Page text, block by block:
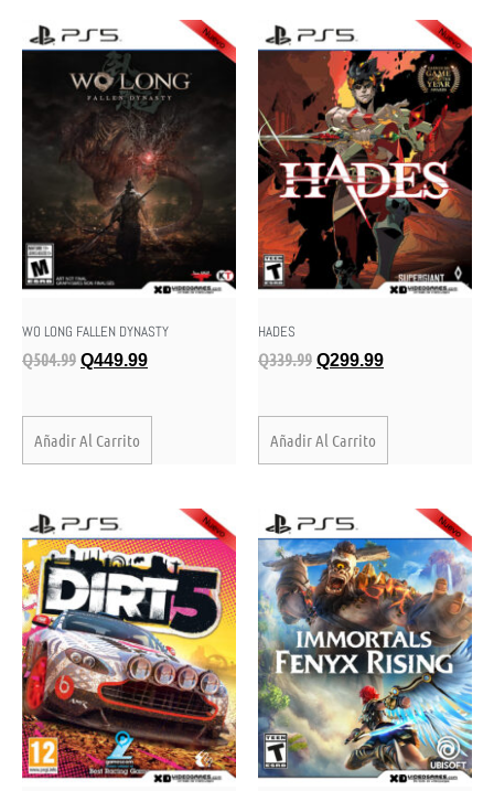
WO LONG FALLEN DYNASTY
Q504.99 Q449.99
Añadir Al Carrito
HADES
Q339.99 Q299.99
Añadir Al Carrito